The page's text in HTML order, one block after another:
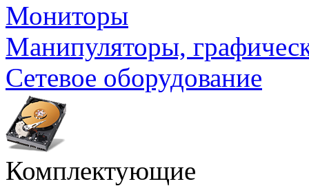
Мониторы
Манипуляторы,
Сетевое оборудование
Комплектующие